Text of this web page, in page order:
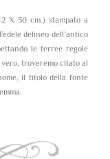
X 30 cm.) stampato a
delineo dell’antico
le ferree regole
troveremo citato al
il titolo della fonte